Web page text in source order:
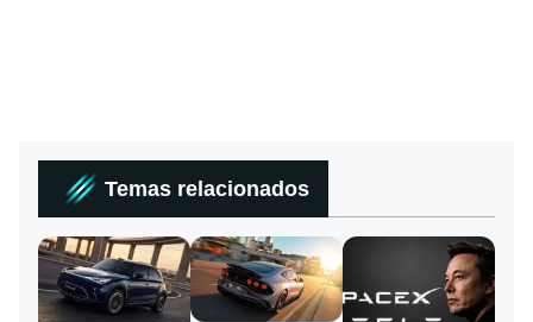
Temas relacionados